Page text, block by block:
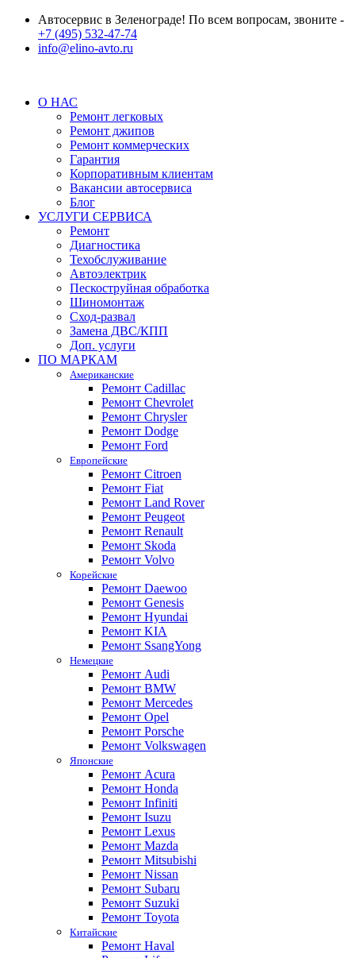
Автосервис в Зеленограде! По всем вопросам, звоните -
+7 (495) 532-47-74
info@elino-avto.ru
О НАС
Ремонт легковых
Ремонт джипов
Ремонт коммерческих
Гарантия
Корпоративным клиентам
Вакансии автосервиса
Блог
УСЛУГИ СЕРВИСА
Ремонт
Диагностика
Техобслуживание
Автоэлектрик
Пескоструйная обработка
Шиномонтаж
Сход-развал
Замена ДВС/КПП
Доп. услуги
ПО МАРКАМ
Американские
Ремонт Cadillac
Ремонт Chevrolet
Ремонт Chrysler
Ремонт Dodge
Ремонт Ford
Европейские
Ремонт Citroen
Ремонт Fiat
Ремонт Land Rover
Ремонт Peugeot
Ремонт Renault
Ремонт Skoda
Ремонт Volvo
Корейские
Ремонт Daewoo
Ремонт Genesis
Ремонт Hyundai
Ремонт KIA
Ремонт SsangYong
Немецкие
Ремонт Audi
Ремонт BMW
Ремонт Mercedes
Ремонт Opel
Ремонт Porsche
Ремонт Volkswagen
Японские
Ремонт Acura
Ремонт Honda
Ремонт Infiniti
Ремонт Isuzu
Ремонт Lexus
Ремонт Mazda
Ремонт Mitsubishi
Ремонт Nissan
Ремонт Subaru
Ремонт Suzuki
Ремонт Toyota
Китайские
Ремонт Haval